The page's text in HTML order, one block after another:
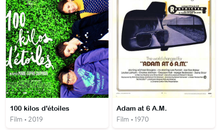
100 kilos d'étoiles
Film • 2019
Adam at 6 A.M.
Film • 1970